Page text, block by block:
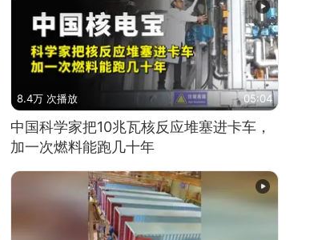
8.4万 次播放 05:04
中国科学家把10兆瓦核反应堆塞进卡车，
加一次燃料能跑几十年